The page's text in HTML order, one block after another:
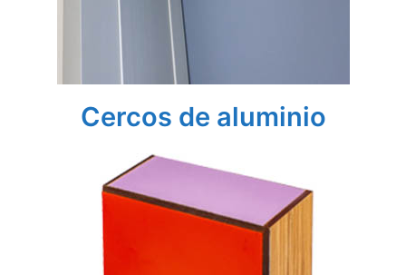
Cercos de aluminio